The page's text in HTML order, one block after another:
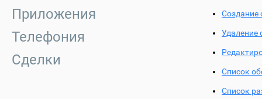
Приложения
Телефония
Сделки
Создание
Удаление
Список
Список